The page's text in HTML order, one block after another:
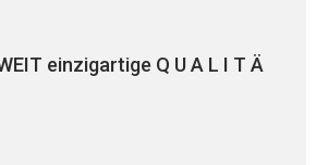
einzigartige Q U A L I T Ä